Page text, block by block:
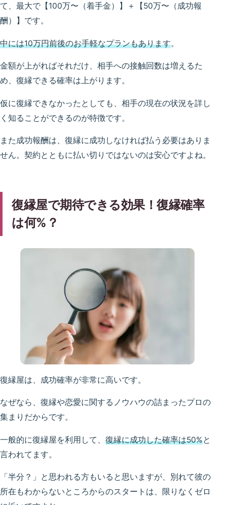
て、最大で【100万〜（着手金）】＋【50万〜（成功報
酬）】です。
中には10万円前後のお手軽なプランもあります。
金額が上がればそれだけ、相手への接触回数は増えるた
め、復縁できる確率は上がります。
仮に復縁できなかったとしても、相手の現在の状況を詳し
く知ることができるのが特徴です。
また成功報酬は、復縁に成功しなければ払う必要はありま
せん。契約とともに払い切りではないのは安心ですよね。
復縁屋で期待できる効果！復縁確率
は何%？
復縁屋は、成功確率が非常に高いです。
なぜなら、復縁や恋愛に関するノウハウの詰まったプロの
集まりだからです。
一般的に復縁屋を利用して、 復縁に成功した確率は50%と
言われてます。
「半分？」と思われる方もいると思いますが、別れて彼の
所在もわからないところからのスタートは、限りなくゼロ